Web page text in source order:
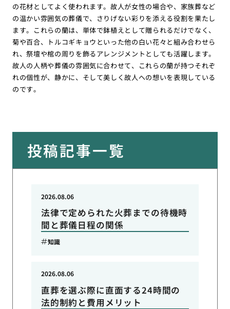
の花材としてよく使われます。故人が女性の場合や、家族葬など
の温かい雰囲気の葬儀で、さりげない彩りを添える役割を果たし
ます。これらの蘭は、単体で鉢植えとして贈られるだけでなく、
菊や百合、トルコギキョウといった他の白い花々と組み合わせら
れ、祭壇や棺の周りを飾るアレンジメントとしても活躍します。
故人の人柄や葬儀の雰囲気に合わせて、これらの蘭が持つそれぞ
れの個性が、静かに、そして美しく故人への想いを表現している
のです。
投稿記事一覧
法律で定められた火葬までの待機時
間と葬儀日程の関係
2026.08.06
知識
直葬を選ぶ際に直面する24時間の
法的制約と費用メリット
2026.08.06